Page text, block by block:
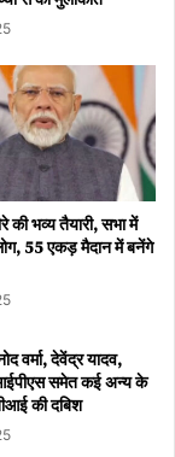
की भव्य तैयारी, सभा में
55 एकड़ मैदान में बनेंगे
वर्मा, देवेंद्र यादव,
समेत कई अन्य के
की दबिश